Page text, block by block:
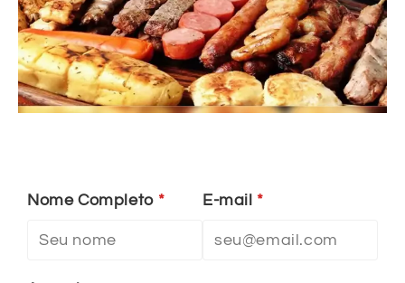
Nome Completo * E-mail *